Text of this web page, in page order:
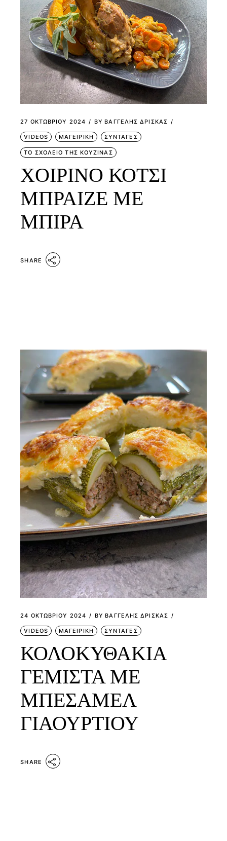
27 ΟΚΤΩΒΡΊΟΥ 2024 BY ΒΑΓΓΕΛΗΣ ΔΡΙΣΚΑΣ
VIDEOS ΜΑΓΕΙΡΙΚΗ ΣΥΝΤΑΓΕΣ
ΤΟ ΣΧΟΛΕΙΟ ΤΗΣ ΚΟΥΖΙΝΑΣ
ΧΟΙΡΙΝΟ ΚΟΤΣΙ
ΜΠΡΑΙΖΕ ΜΕ
ΜΠΙΡΑ
SHARE
24 ΟΚΤΩΒΡΊΟΥ 2024 BY ΒΑΓΓΕΛΗΣ ΔΡΙΣΚΑΣ
VIDEOS ΜΑΓΕΙΡΙΚΗ ΣΥΝΤΑΓΕΣ
ΚΟΛΟΚΥΘΑΚΙΑ
ΓΕΜΙΣΤΑ ΜΕ
ΜΠΕΣΑΜΕΛ
ΓΙΑΟΥΡΤΙΟΥ
SHARE